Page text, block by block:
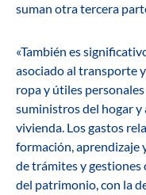
suman otra tercera
«También es
asociado al transporte
ropa y útiles
suministros del hogar y
vivienda. Los gastos
formación, aprendizaje
de trámites y gestiones
del patrimonio, con la